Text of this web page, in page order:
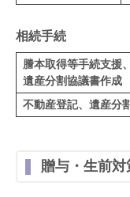
相続手続
謄本取得等手続支援
遺産分割協議書作成
不動産登記、遺産分
贈与・生前対